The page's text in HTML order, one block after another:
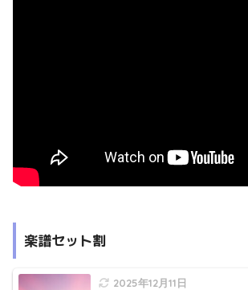
楽譜セット割
2025年12月11日